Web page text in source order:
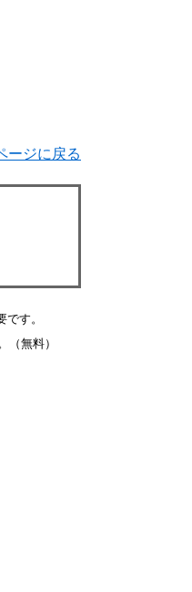
ージに戻る
す。
（無料）